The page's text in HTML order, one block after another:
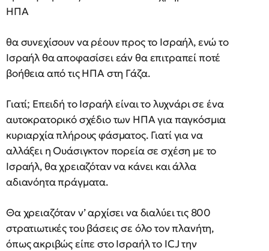
ΗΠΑ
θα συνεχίσουν να ρέουν προς το Ισραήλ, ενώ το
Ισραήλ θα αποφασίσει εάν θα επιτραπεί ποτέ
βοήθεια από τις ΗΠΑ στη Γάζα.
Γιατί; Επειδή το Ισραήλ είναι το λυχνάρι σε ένα
αυτοκρατορικό σχέδιο των ΗΠΑ για παγκόσμια
κυριαρχία πλήρους φάσματος. Γιατί για να
αλλάξει η Ουάσιγκτον πορεία σε σχέση με το
Ισραήλ, θα χρειαζόταν να κάνει και άλλα
αδιανόητα πράγματα.
Θα χρειαζόταν ν’ αρχίσει να διαλύει τις 800
στρατιωτικές του βάσεις σε όλο τον πλανήτη,
όπως ακριβώς είπε στο Ισραήλ το ICJ την